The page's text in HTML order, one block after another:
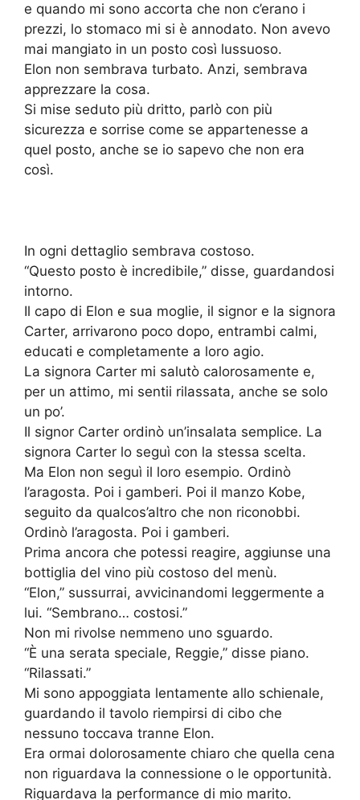
e quando mi sono accorta che non c’erano i
prezzi, lo stomaco mi si è annodato. Non avevo
mai mangiato in un posto così lussuoso.
Elon non sembrava turbato. Anzi, sembrava
apprezzare la cosa.
Si mise seduto più dritto, parlò con più
sicurezza e sorrise come se appartenesse a
quel posto, anche se io sapevo che non era
così.
In ogni dettaglio sembrava costoso.
“Questo posto è incredibile,” disse, guardandosi
intorno.
Il capo di Elon e sua moglie, il signor e la signora
Carter, arrivarono poco dopo, entrambi calmi,
educati e completamente a loro agio.
La signora Carter mi salutò calorosamente e,
per un attimo, mi sentii rilassata, anche se solo
un po’.
Il signor Carter ordinò un’insalata semplice. La
signora Carter lo seguì con la stessa scelta.
Ma Elon non seguì il loro esempio. Ordinò
l’aragosta. Poi i gamberi. Poi il manzo Kobe,
seguito da qualcos’altro che non riconobbi.
Ordinò l’aragosta. Poi i gamberi.
Prima ancora che potessi reagire, aggiunse una
bottiglia del vino più costoso del menù.
“Elon,” sussurrai, avvicinandomi leggermente a
lui. “Sembrano… costosi.”
Non mi rivolse nemmeno uno sguardo.
“È una serata speciale, Reggie,” disse piano.
“Rilassati.”
Mi sono appoggiata lentamente allo schienale,
guardando il tavolo riempirsi di cibo che
nessuno toccava tranne Elon.
Era ormai dolorosamente chiaro che quella cena
non riguardava la connessione o le opportunità.
Riguardava la performance di mio marito.